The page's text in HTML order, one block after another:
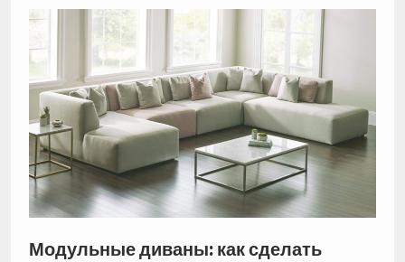
Модульные диваны: как сделать